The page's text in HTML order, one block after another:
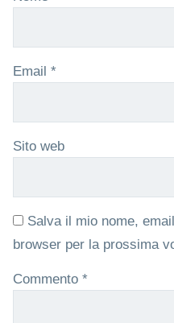
Email *
Sito web
Salva il mio nome,
browser per la prossima
Commento *